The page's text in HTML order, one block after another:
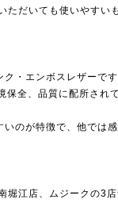
だいても使いやすい
・エンボスレザーです
保全、品質に配所され
のが特徴で、他では
堀江店 ムジーク の3店